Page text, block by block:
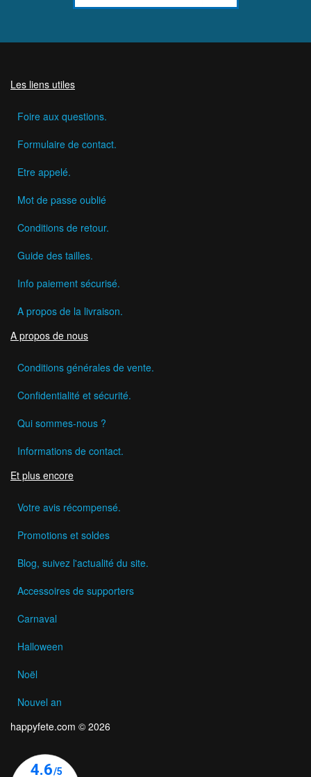
Les liens utiles
Foire aux questions.
Formulaire de contact.
Etre appelé.
Mot de passe oublié
Conditions de retour.
Guide des tailles.
Info paiement sécurisé.
A propos de la livraison.
A propos de nous
Conditions générales de vente.
Confidentialité et sécurité.
Qui sommes-nous ?
Informations de contact.
Et plus encore
Votre avis récompensé.
Promotions et soldes
Blog, suivez l'actualité du site.
Accessoires de supporters
Carnaval
Halloween
Noël
Nouvel an
happyfete.com © 2026